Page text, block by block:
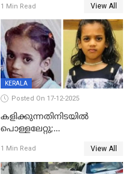
കണ്ടോത്ത് ദേശീയ പാതയിൽ
1 Min Read View All
KERALA
Posted On 17-12-2025
കളിക്കുന്നതിനിടയിൽ
പൊള്ളലേറ്റു;
ക്ലാസ് വിദ്യാർത്ഥിനി മരിച്ചു
1 Min Read View All